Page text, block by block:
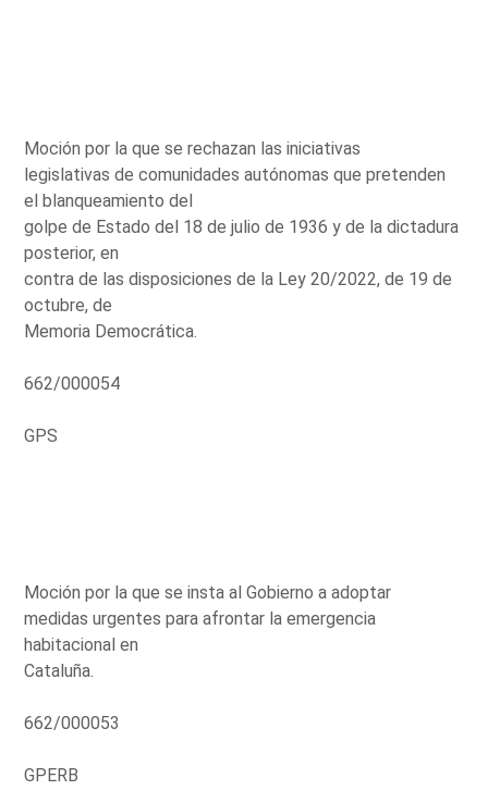
Moción por la que se rechazan las iniciativas
legislativas de comunidades autónomas que pretenden
el blanqueamiento del
golpe de Estado del 18 de julio de 1936 y de la dictadura
posterior, en
contra de las disposiciones de la Ley 20/2022, de 19 de
octubre, de
Memoria Democrática.
662/000054
GPS
Moción por la que se insta al Gobierno a adoptar
medidas urgentes para afrontar la emergencia
habitacional en
Cataluña.
662/000053
GPERB